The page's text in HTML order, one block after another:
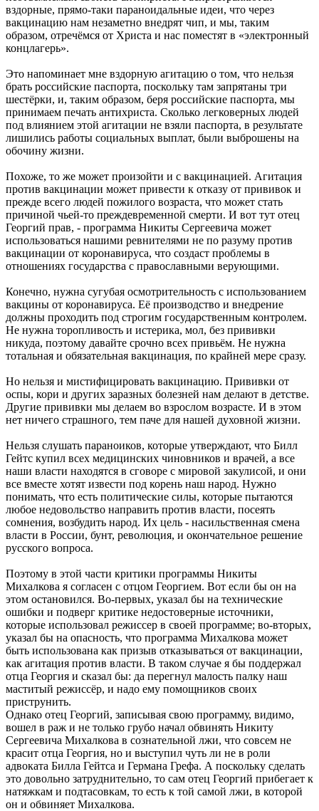
вздорные, прямо-таки параноидальные идеи, что через
вакцинацию нам незаметно внедрят чип, и мы, таким
образом, отречёмся от Христа и нас поместят в «электронный
концлагерь».
Это напоминает мне вздорную агитацию о том, что нельзя
брать российские паспорта, поскольку там запрятаны три
шестёрки, и, таким образом, беря российские паспорта, мы
принимаем печать антихриста. Сколько легковерных людей
под влиянием этой агитации не взяли паспорта, в результате
лишились работы социальных выплат, были выброшены на
обочину жизни.
Похоже, то же может произойти и с вакцинацией. Агитация
против вакцинации может привести к отказу от прививок и
прежде всего людей пожилого возраста, что может стать
причиной чьей-то преждевременной смерти. И вот тут отец
Георгий прав, - программа Никиты Сергеевича может
использоваться нашими ревнителями не по разуму против
вакцинации от коронавируса, что создаст проблемы в
отношениях государства с православными верующими.
Конечно, нужна сугубая осмотрительность с использованием
вакцины от коронавируса. Её производство и внедрение
должны проходить под строгим государственным контролем.
Не нужна торопливость и истерика, мол, без прививки
никуда, поэтому давайте срочно всех привьём. Не нужна
тотальная и обязательная вакцинация, по крайней мере сразу.
Но нельзя и мистифицировать вакцинацию. Прививки от
оспы, кори и других заразных болезней нам делают в детстве.
Другие прививки мы делаем во взрослом возрасте. И в этом
нет ничего страшного, тем паче для нашей духовной жизни.
Нельзя слушать параноиков, которые утверждают, что Билл
Гейтс купил всех медицинских чиновников и врачей, а все
наши власти находятся в сговоре с мировой закулисой, и они
все вместе хотят извести под корень наш народ. Нужно
понимать, что есть политические силы, которые пытаются
любое недовольство направить против власти, посеять
сомнения, возбудить народ. Их цель - насильственная смена
власти в России, бунт, революция, и окончательное решение
русского вопроса.
Поэтому в этой части критики программы Никиты
Михалкова я согласен с отцом Георгием. Вот если бы он на
этом остановился. Во-первых, указал бы на технические
ошибки и подверг критике недостоверные источники,
которые использовал режиссер в своей программе; во-вторых,
указал бы на опасность, что программа Михалкова может
быть использована как призыв отказываться от вакцинации,
как агитация против власти. В таком случае я бы поддержал
отца Георгия и сказал бы: да перегнул малость палку наш
маститый режиссёр, и надо ему помощников своих
приструнить.
Однако отец Георгий, записывая свою программу, видимо,
вошел в раж и не только грубо начал обвинять Никиту
Сергеевича Михалкова в сознательной лжи, что совсем не
красит отца Георгия, но и выступил чуть ли не в роли
адвоката Билла Гейтса и Германа Грефа. А поскольку сделать
это довольно затруднительно, то сам отец Георгий прибегает к
натяжкам и подтасовкам, то есть к той самой лжи, в которой
он и обвиняет Михалкова.